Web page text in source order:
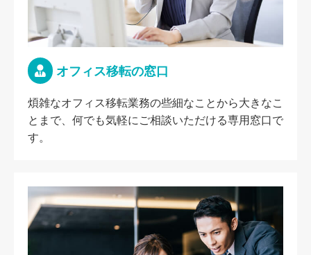
オフィス移転の窓口
煩雑なオフィス移転業務の些細なことから大きなこ
とまで、何でも気軽にご相談いただける専用窓口で
す。